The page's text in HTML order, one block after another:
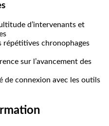
d’intervenants et
répétitives chronophages
sur l’avancement des
de connexion avec les outils